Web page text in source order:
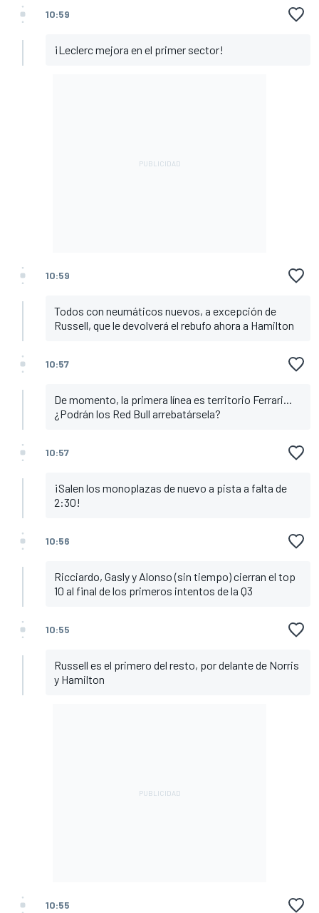
10:59
¡Leclerc mejora en el primer sector!
10:59
Todos con neumáticos nuevos, a excepción de
Russell, que le devolverá el rebufo ahora a Hamilton
10:57
De momento, la primera línea es territorio Ferrari...
¿Podrán los Red Bull arrebatársela?
10:57
¡Salen los monoplazas de nuevo a pista a falta de
2:30!
10:56
Ricciardo, Gasly y Alonso (sin tiempo) cierran el top
10 al final de los primeros intentos de la Q3
10:55
Russell es el primero del resto, por delante de Norris
y Hamilton
10:55